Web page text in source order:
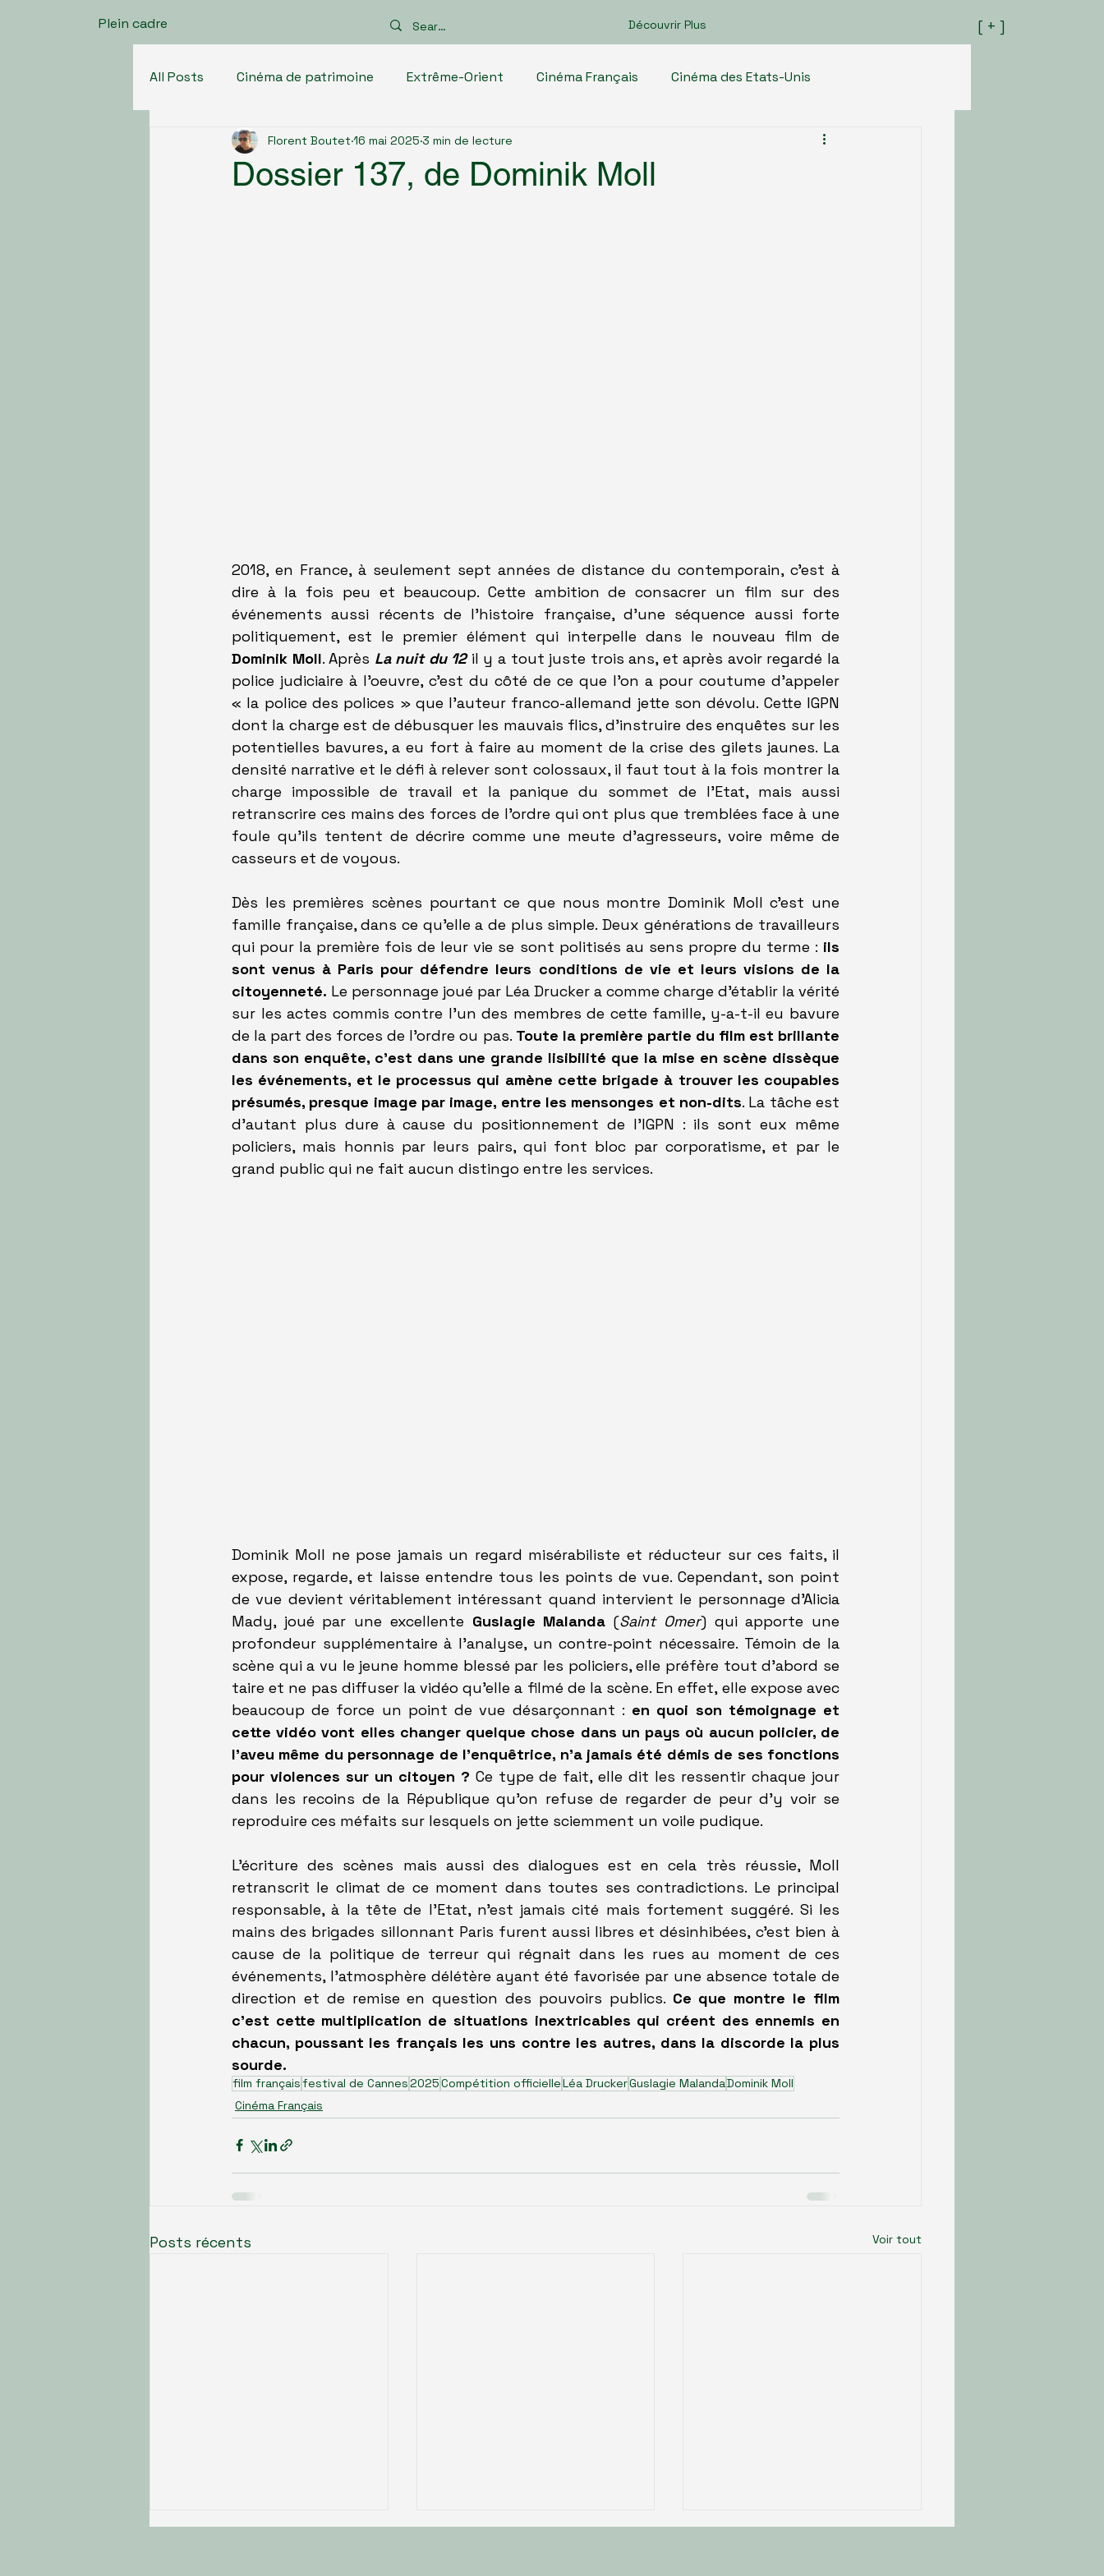
Plein cadre Découvrir Plus [ + ]
All Posts Cinéma de patrimoine Extrême-Orient Cinéma Français Cinéma des Etats-Unis
Cinéma Sud-Américain Cinéma européen Cinéma africain
Dossier 137, de Dominik Moll
Florent Boutet16 mai 2025 3 min de lecture
2018, en France, à seulement sept années de distance du contemporain, c'est à
dire à la fois peu et beaucoup. Cette ambition de consacrer un film sur des
événements aussi récents de l'histoire française, d'une séquence aussi forte
Dominik Moll. Après La nuit du 12 il y a tout juste trois ans, et après avoir regardé la
police judiciaire à l'oeuvre, c'est du côté de ce que l'on a pour coutume d'appeler
« la police des polices » que l'auteur franco-allemand jette son dévolu. Cette IGPN
dont la charge est de débusquer les mauvais flics, d'instruire des enquêtes sur les
potentielles bavures, a eu fort à faire au moment de la crise des gilets jaunes. La
densité narrative et le défi à relever sont colossaux, il faut tout à la fois montrer la
charge impossible de travail et la panique du sommet de l'Etat, mais aussi
retranscrire ces mains des forces de l'ordre qui ont plus que tremblées face à une
foule qu'ils tentent de décrire comme une meute d'agresseurs, voire même de
casseurs et de voyous.
Dès les premières scènes pourtant ce que nous montre Dominik Moll c'est une
famille française, dans ce qu'elle a de plus simple. Deux générations de travailleurs
qui pour la première fois de leur vie se sont politisés au sens propre du terme : ils
sont venus à Paris pour défendre leurs conditions de vie et leurs visions de la
citoyenneté. Le personnage joué par Léa Drucker a comme charge d'établir la vérité
sur les actes commis contre l'un des membres de cette famille, y-a-t-il eu bavure
de la part des forces de l'ordre ou pas. Toute la première partie du film est brillante
dans son enquête, c'est dans une grande lisibilité que la mise en scène dissèque
les événements, et le processus qui amène cette brigade à trouver les coupables
présumés, presque image par image, entre les mensonges et non-dits. La tâche est
d'autant plus dure à cause du positionnement de l'IGPN : ils sont eux même
policiers, mais honnis par leurs pairs, qui font bloc par corporatisme, et par le
grand public qui ne fait aucun distingo entre les services.
Dominik Moll ne pose jamais un regard misérabiliste et réducteur sur ces faits, il
expose, regarde, et laisse entendre tous les points de vue. Cependant, son point
de vue devient véritablement intéressant quand intervient le personnage d'Alicia
Mady, joué par une excellente Guslagie Malanda (Saint Omer) qui apporte une
profondeur supplémentaire à l'analyse, un contre-point nécessaire. Témoin de la
scène qui a vu le jeune homme blessé par les policiers, elle préfère tout d'abord se
taire et ne pas diffuser la vidéo qu'elle a filmé de la scène. En effet, elle expose avec
beaucoup de force un point de vue désarçonnant : en quoi son témoignage et
cette vidéo vont elles changer quelque chose dans un pays où aucun policier, de
l'aveu même du personnage de l'enquêtrice, n'a jamais été démis de ses fonctions
pour violences sur un citoyen ? Ce type de fait, elle dit les ressentir chaque jour
dans les recoins de la République qu'on refuse de regarder de peur d'y voir se
reproduire ces méfaits sur lesquels on jette sciemment un voile pudique.
L'écriture des scènes mais aussi des dialogues est en cela très réussie, Moll
retranscrit le climat de ce moment dans toutes ses contradictions. Le principal
responsable, à la tête de l'Etat, n'est jamais cité mais fortement suggéré. Si les
mains des brigades sillonnant Paris furent aussi libres et désinhibées, c'est bien à
cause de la politique de terreur qui régnait dans les rues au moment de ces
événements, l'atmosphère délétère ayant été favorisée par une absence totale de
direction et de remise en question des pouvoirs publics. Ce que montre le film
c'est cette multiplication de situations inextricables qui créent des ennemis en
chacun, poussant les français les uns contre les autres, dans la discorde la plus
sourde.
film françaisfestival de Cannes 2025Compétition officielleLéa DruckerGuslagie MalandaDominik Moll
Cinéma Français
Posts récents Voir tout